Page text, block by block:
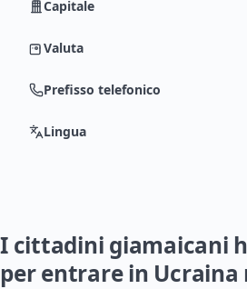
Capitale
Valuta
Prefisso telefonico
Lingua
I cittadini giamaicani
per entrare in Ucraina